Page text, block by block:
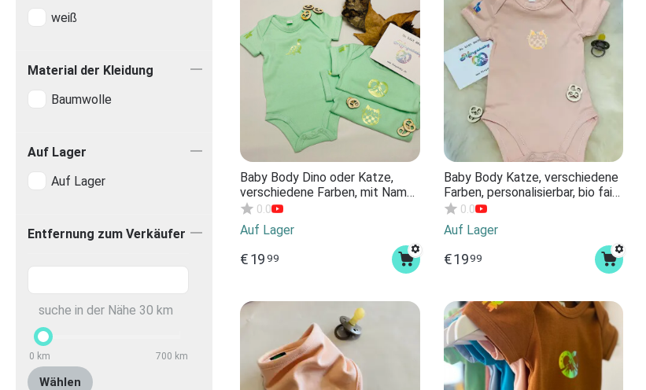
Baby Body Dino oder Katze,
verschiedene Farben, mit Name
personalisierbar, bio fair vegan,
Geschenk zur Geburt
Babygeschenk personalisierbar.
Verschiedene Fa...
0.0
Auf Lager
€1999
Baby Body Katze, verschiedene
Farben, personalisierbar, bio fair
vegan, Geschenk zur Geburt
Babygeschenk personalisierbar.
Verschiedene Farben Bodysuit
unise...
0.0
Auf Lager
€1999
weiß
Material der Kleidung
Baumwolle
Auf Lager
Auf Lager
Entfernung zum Verkäufer
suche in der Nähe 30 km
0 km 700 km
Wählen